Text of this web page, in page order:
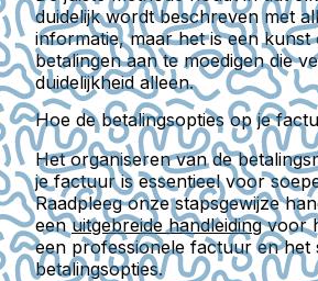
duidelijk wordt beschreven met
informatie, maar het is een kunst
betalingen aan te moedigen die
duidelijkheid alleen.
Hoe de betalingsopties op je
Het organiseren van de
je factuur is essentieel voor
Raadpleeg onze stapsgewijze
eenuitgebreide handleidingvoor
een professionele factuur en
betalingsopties.